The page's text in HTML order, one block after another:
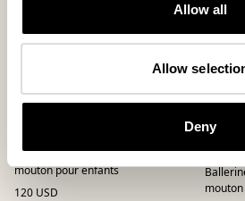
Allow all
Allow
Deny
Chaussons montants en peau de
mouton pour enfants
120 USD
24–29
mouton